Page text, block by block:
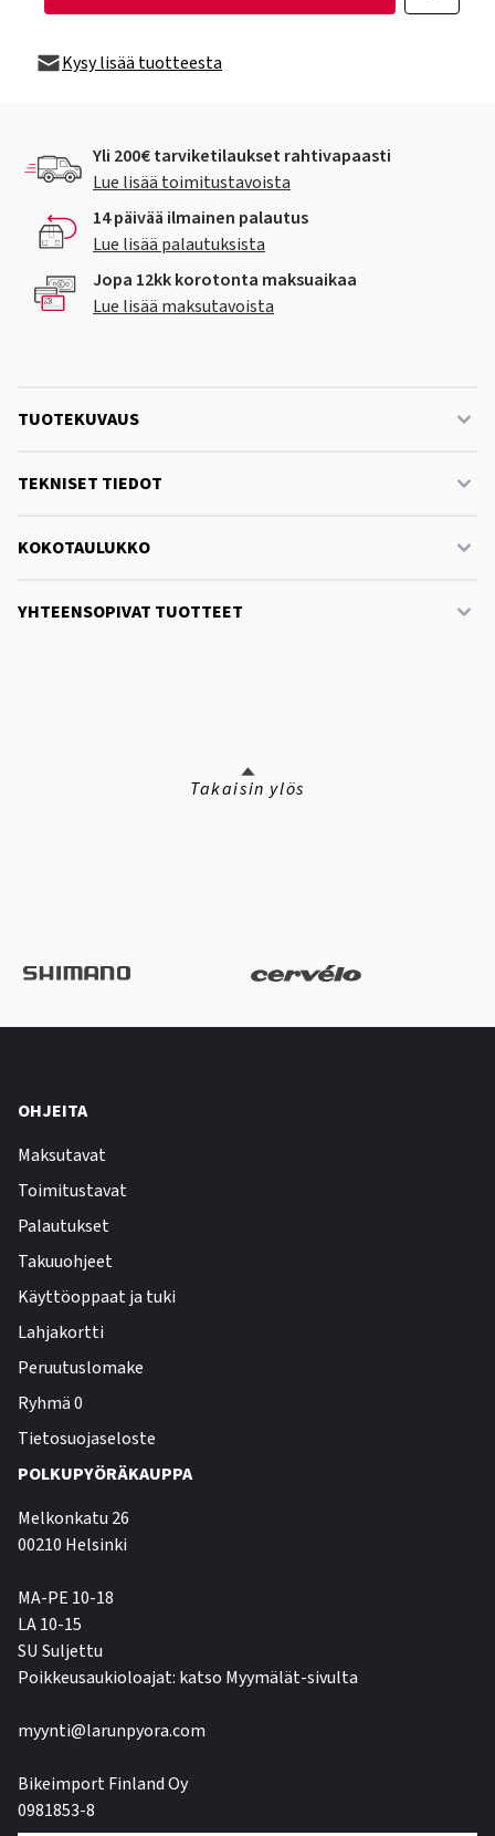
Kysy lisää tuotteesta
Yli 200€ tarviketilaukset rahtivapaasti
Lue lisää toimitustavoista
14 päivää ilmainen palautus
Lue lisää palautuksista
Jopa 12kk korotonta maksuaikaa
Lue lisää maksutavoista
TUOTEKUVAUS
TEKNISET TIEDOT
KOKOTAULUKKO
YHTEENSOPIVAT TUOTTEET
Takaisin ylös
OHJEITA
Maksutavat
Toimitustavat
Palautukset
Takuuohjeet
Käyttöoppaat ja tuki
Lahjakortti
Peruutuslomake
Ryhmä 0
Tietosuojaseloste
POLKUPYÖRÄKAUPPA
Melkonkatu 26
00210 Helsinki
MA-PE 10-18
LA 10-15
SU Suljettu
Poikkeusaukioloajat: katso Myymälät-sivulta
myynti@larunpyora.com
Bikeimport Finland Oy
0981853-8